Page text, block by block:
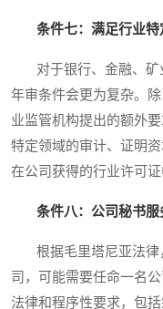
条件七：满足行业
对于银行、金融、矿
年审条件会更为复杂。
业监管机构提出的额外
特定领域的审计、证明
在公司获得的行业许可证
条件八：公司秘书服
根据毛里塔尼亚法律
司，可能需要任命一名
法律和程序性要求，包